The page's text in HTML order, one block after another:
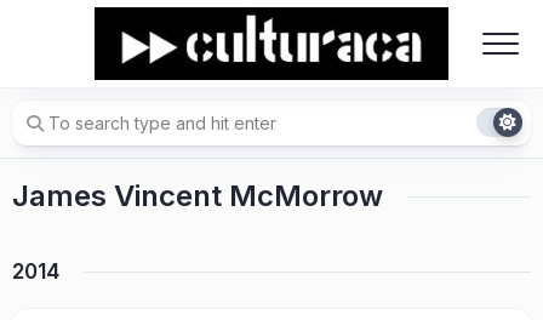
James Vincent McMorrow
2014